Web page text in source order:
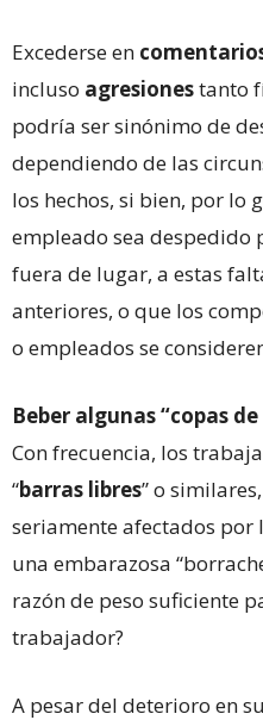
Excederse en
incluso agresionestanto
podría ser sinónimo de
dependiendo de las
los hechos, si bien, por lo
empleado sea despedido
fuera de lugar, a estas
anteriores, o que los
o empleados se
Beber algunas “copas de
Con frecuencia, los
“barras libres” o
seriamente afectados por
una embarazosa
razón de peso suficiente
trabajador?
A pesar del deterioro en